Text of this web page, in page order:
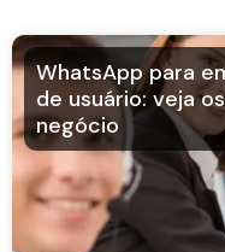
WhatsApp para
de usuário: veja
negócio